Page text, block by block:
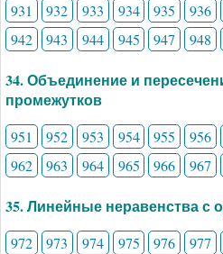
931 932 933 934 935 936
942
943 944 945 947 948
34. Объединение и
промежутков
951 952 953 954 955 956
962
963 964 965 966 967
35. Линейные неравенства с
972 973 974 975 976 977